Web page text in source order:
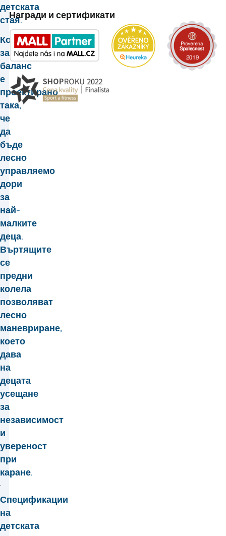
детската
стая.
Колелото
за
баланс
е
проектирано
така,
че
да
бъде
лесно
управляемо
дори
за
най-
малките
деца.
Въртящите
се
предни
колела
позволяват
лесно
маневриране,
което
дава
на
децата
усещане
за
независимост
и
увереност
при
каране.
Спецификации
на
детската
Награди и сертификати